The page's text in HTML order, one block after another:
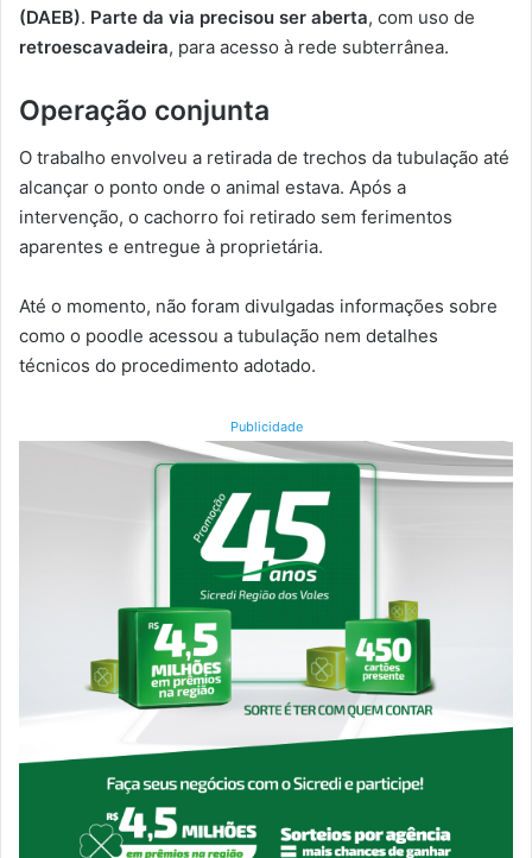
(DAEB). Parte da via precisou ser aberta, com uso de
retroescavadeira, para acesso à rede subterrânea.
Operação conjunta
O trabalho envolveu a retirada de trechos da tubulação até
alcançar o ponto onde o animal estava. Após a
intervenção, o cachorro foi retirado sem ferimentos
aparentes e entregue à proprietária.
Até o momento, não foram divulgadas informações sobre
como o poodle acessou a tubulação nem detalhes
técnicos do procedimento adotado.
Publicidade